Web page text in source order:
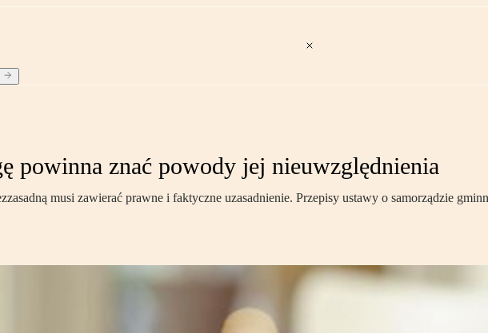
powinna znać powody jej nieuwzględnienia
musi zawierać prawne i faktyczne uzasadnienie. Przepisy ustawy o samorządzie